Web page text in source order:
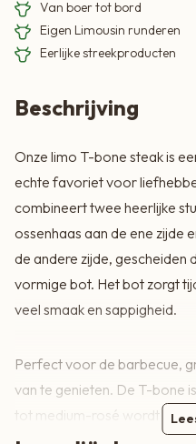
Van boer tot bord
Eigen Limousin runderen
Eerlijke streekproducten
Beschrijving
Onze limo T-bone steak is
echte favoriet voor
combineert twee heerlijke
ossenhaas aan de ene zijde
de andere zijde, gescheiden
vormige bot. Het bot zorgt
veel smaak en sappigheid.
Perfect voor de barbecue,
van te genieten. De T-bone
tot medium-rosé wordt